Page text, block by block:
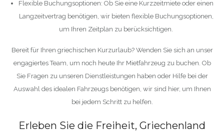
Flexible Buchungsoptionen: Ob Sie eine Kurzzeitmiete oder einen
Langzeitvertrag benötigen, wir bieten flexible Buchungsoptionen,
um Ihren Zeitplan zu berücksichtigen.
Bereit für Ihren griechischen Kurzurlaub? Wenden Sie sich an unser
engagiertes Team, um noch heute Ihr Mietfahrzeug zu buchen. Ob
Sie Fragen zu unseren Dienstleistungen haben oder Hilfe bei der
Auswahl des idealen Fahrzeugs benötigen, wir sind hier, um Ihnen
bei jedem Schritt zu helfen.
Erleben Sie die Freiheit, Griechenland